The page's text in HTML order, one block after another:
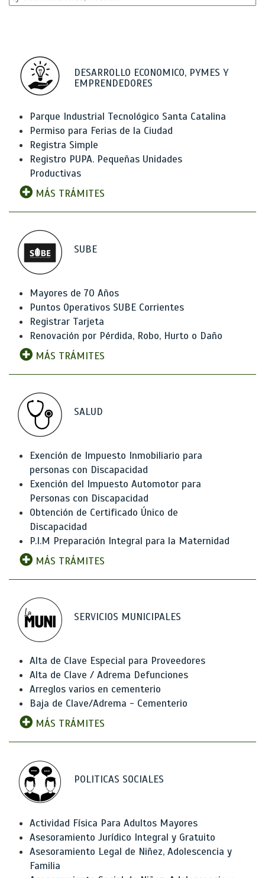
DESARROLLO ECONOMICO, PYMES Y
EMPRENDEDORES
Parque Industrial Tecnológico Santa Catalina
Permiso para Ferias de la Ciudad
Registra Simple
Registro PUPA. Pequeñas Unidades
Productivas
MÁS TRÁMITES
SUBE
Mayores de 70 Años
Puntos Operativos SUBE Corrientes
Registrar Tarjeta
Renovación por Pérdida, Robo, Hurto o Daño
MÁS TRÁMITES
SALUD
Exención de Impuesto Inmobiliario para
personas con Discapacidad
Exención del Impuesto Automotor para
Personas con Discapacidad
Obtención de Certificado Único de
Discapacidad
P.I.M Preparación Integral para la Maternidad
MÁS TRÁMITES
SERVICIOS MUNICIPALES
Alta de Clave Especial para Proveedores
Alta de Clave / Adrema Defunciones
Arreglos varios en cementerio
Baja de Clave/Adrema - Cementerio
MÁS TRÁMITES
POLITICAS SOCIALES
Actividad Física Para Adultos Mayores
Asesoramiento Jurídico Integral y Gratuito
Asesoramiento Legal de Niñez, Adolescencia y
Familia